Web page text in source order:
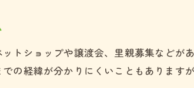
トイプードル直販先を熊本県で安
熊本でトイプードル直販の安心ポ
トショップや譲渡会、里親募集などが
の経緯が分かりにくいこともありま